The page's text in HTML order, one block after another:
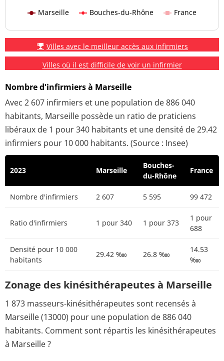
Marseille Bouches-du-Rhône France
Villes avec le meilleur accès aux infirmiers
Villes où il est difficile de voir un infirmier
Nombre d'infirmiers à Marseille
Avec 2 607 infirmiers et une population de 886 040
habitants, Marseille possède un ratio de praticiens
libéraux de 1 pour 340 habitants et une densité de 29.42
infirmiers pour 10 000 habitants. (Source : Insee)
2023 Marseille
Bouches-
du-Rhône
France
Nombre d'infirmiers 2 607 5 595 99 472
Ratio d'infirmiers 1 pour 340 1 pour 373
1 pour
688
Densité pour 10 000
habitants
29.42 ‱ 26.8 ‱
14.53
‱
Zonage des kinésithérapeutes à Marseille
1 873 masseurs-kinésithérapeutes sont recensés à
Marseille (13000) pour une population de 886 040
habitants. Comment sont répartis les kinésithérapeutes
à Marseille ?